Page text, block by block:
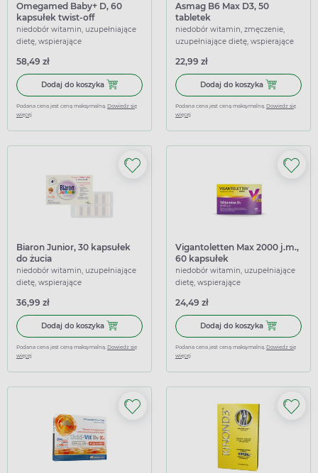
Omegamed Baby+ D, 60
kapsułek twist-off
niedobór witamin, uzupełniające
dietę, wspierające
58,49 zł
Dodaj do koszyka Dodaj do koszyka Omegamed Baby+ D, 60 kapsułek
Podana cena jest ceną maksymalną. Dowiedz się
więcej
Asmag B6 Max D3, 50
tabletek
niedobór witamin, zmęczenie,
uzupełniające dietę, wspierające
22,99 zł
Dodaj do koszyka Dodaj do
Podana cena jest ceną maksymalną. Dowiedz się
więcej
Biaron Junior, 30 kapsułek
do żucia
niedobór witamin, uzupełniające
dietę, wspierające
36,99 zł
Dodaj do koszyka Dodaj do koszyka Biaron Junior, 30 kapsułek do żucia
Podana cena jest ceną maksymalną. Dowiedz się
więcej
Vigantoletten Max 2000 j.m.,
60 kapsułek
niedobór witamin, uzupełniające
dietę, wspierające
24,49 zł
Dodaj do koszyka Dodaj do
Podana cena jest ceną maksymalną. Dowiedz się
więcej